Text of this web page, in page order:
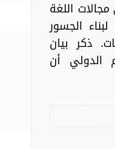
اللغة
الجسور
ذكر بيان
الدولي أن